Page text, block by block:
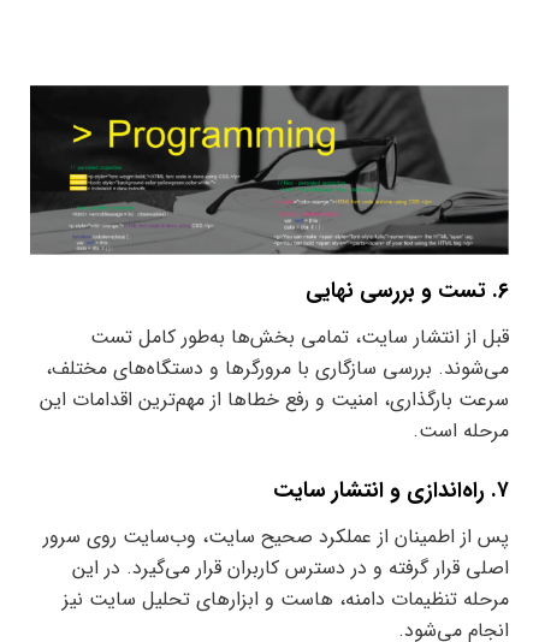
۶. تست و بررسی نهایی
قبل از انتشار سایت، تمامی بخش‌ها به‌طور کامل تست
می‌شوند. بررسی سازگاری با مرورگرها و دستگاه‌های مختلف،
سرعت بارگذاری، امنیت و رفع خطاها از مهم‌ترین اقدامات این
مرحله است.
۷. راه‌اندازی و انتشار سایت
پس از اطمینان از عملکرد صحیح سایت، وب‌سایت روی سرور
اصلی قرار گرفته و در دسترس کاربران قرار می‌گیرد. در این
مرحله تنظیمات دامنه، هاست و ابزارهای تحلیل سایت نیز
انجام می‌شود.